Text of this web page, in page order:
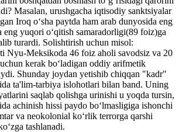
Masalan, urushgacha iqtisodiy sank­tsiyalar
Iroq o‘sha paytda ham arab dunyosida eng
yuqori o‘qitish samaradorligi(89 foiz)ga
turardi. Solishtirish uchun misol:
Nyu-Meksikoda 46 foiz aholi savodsiz va 20
kerak bo‘ladigan oddiy arifmetik
Shunday joydan yetishib chiqqan "kadr"
ta'lim-tarbiya islohotlari bilan band. Uning
saqlab qolishga urinishi u yoqda tursin,
achinish hissi paydo bo‘lmasligiga ishonchi
va neokolonial ko‘rlik terrorga qarshi
tashlanadi.